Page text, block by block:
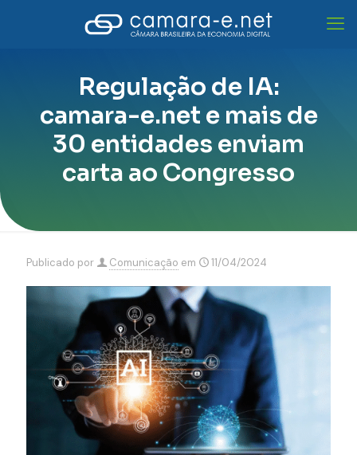
Regulação de IA:
camara-e.net e mais de
30 entidades enviam
carta ao Congresso
Publicado por Comunicação em 11/04/2024